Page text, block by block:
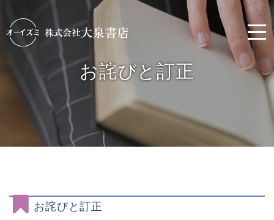
お詫びと訂正
お詫びと訂正